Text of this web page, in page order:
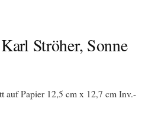
Ströher, Sonne
auf Papier 12,5 cm x 12,7 cm Inv.-